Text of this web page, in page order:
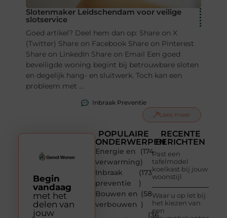
Slotenmaker Leidschendam voor veilige
slotservice
Goed artikel? Deel hem dan op: Share on X
(Twitter) Share on Facebook Share on Pinterest
Share on LinkedIn Share on Email Een goed
beveiligde woning begint bij betrouwbare sloten
en degelijk hang- en sluitwerk. Toch kan een
probleem met ...
Inbraak Preventie
Lees meer
POPULAIRE
ONDERWERPEN
Energie en
verwarming
(174
)
Inbraak
preventie
(173
)
Bouwen en
verbouwen
(58
)
(36
RECENTE
BERICHTEN
Past een
tafelmodel
koelkast bij jouw
woonstijl
Waar u op let bij
het kiezen van
een
Begin
vandaag
met het
delen van
jouw